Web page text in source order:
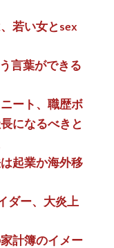
若い女とsex
言葉ができる
ート、職歴ボ
になるべきと
起業か海外移
ダー、大炎上
計簿のイメー